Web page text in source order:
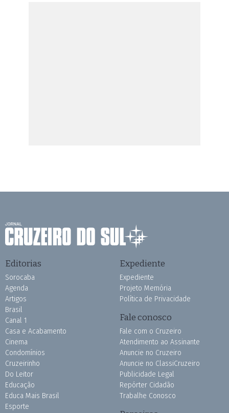
Editorias
Sorocaba
Agenda
Artigos
Brasil
Canal 1
Casa e Acabamento
Cinema
Condomínios
Cruzeirinho
Do Leitor
Educação
Educa Mais Brasil
Esporte
Expediente
Expediente
Projeto Memória
Política de Privacidade
Fale conosco
Fale com o Cruzeiro
Atendimento ao Assinante
Anuncie no Cruzeiro
Anuncie no ClassiCruzeiro
Publicidade Legal
Repórter Cidadão
Trabalhe Conosco